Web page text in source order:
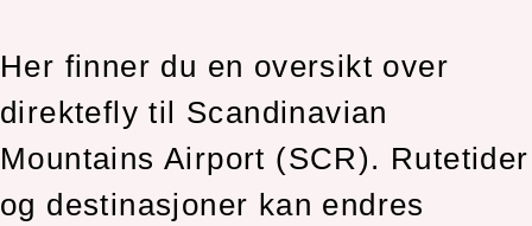
Her finner du en oversikt over
direktefly til Scandinavian
Mountains Airport (SCR). Rutetider
og destinasjoner kan endres